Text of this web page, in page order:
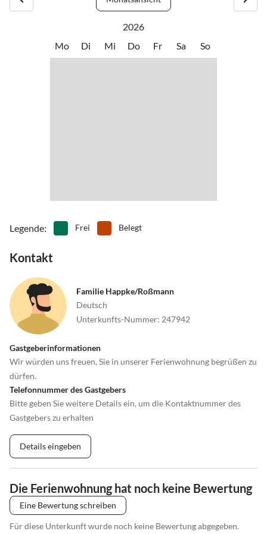
Brötchenservice/Einkaufsmöglichkeit: 400 Meter entfernt von
gleichzeitigem Brötchenservice. Alle weiteren
Einkaufsmöglichkeiten befinden sich in einem großen
Einkaufscenter in Gägelow bzw. Boltenhagen, ca. 10 Autominuten
2026
Mo
Di Mi Do Fr Sa So
Legende: Frei Belegt
Kontakt
Familie Happke/Roßmann
Deutsch
Unterkunfts-Nummer: 247942
Gastgeberinformationen
Wir würden uns freuen, Sie in unserer Ferienwohnung begrüßen zu
dürfen.
Telefonnummer des Gastgebers
Bitte geben Sie weitere Details ein, um die Kontaktnummer des
Gastgebers zu erhalten
Details eingeben
Die Ferienwohnung hat noch keine Bewertung
Eine Bewertung schreiben
Für diese Unterkunft wurde noch keine Bewertung abgegeben.